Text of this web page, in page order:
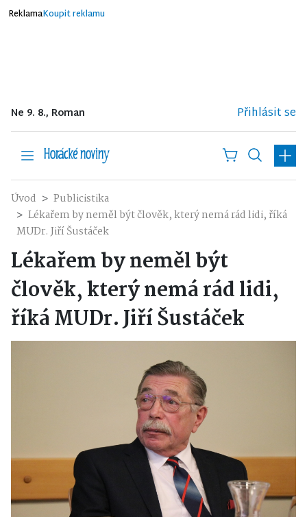
ReklamaKoupit reklamu
Ne 9. 8., Roman Přihlásit se
Úvod
Publicistika
Lékařem by neměl být člověk, který nemá rád lidi, říká
MUDr. Jiří Šustáček
Lékařem by neměl být
člověk, který nemá rád lidi,
říká MUDr. Jiří Šustáček